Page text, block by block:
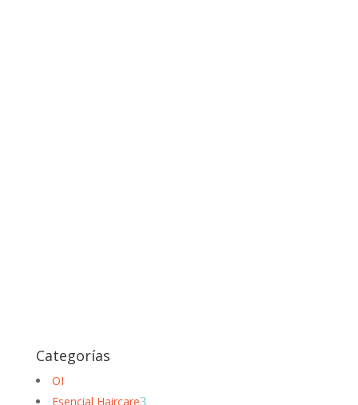
Categorías
OI
Esencial Haircare3